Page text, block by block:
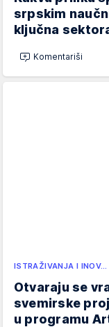
srpskim
ključna
Komentariši
ISTRAŽIVANJA I INOV…
Otvaraju se
svemirske
u programu